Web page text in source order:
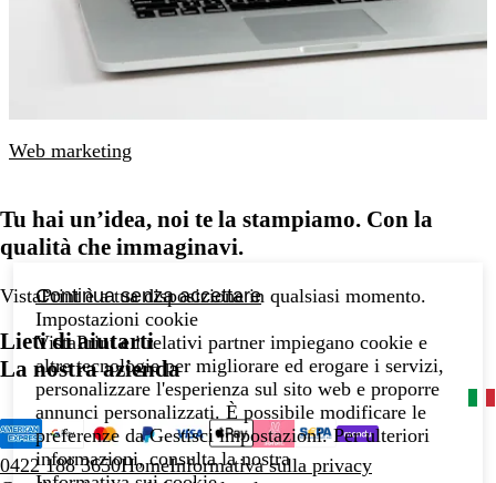
Web marketing
Tu hai un’idea, noi te la stampiamo. Con la
qualità che immaginavi.
VistaPrintè a tua disposizionein qualsiasi momento.
Lieti di aiutarti
La nostra azienda
0422 188 3650HomeInformativa sulla privacy
Continua senza accettare
Impostazioni cookie
VistaPrint e i relativi partner impiegano cookie e
altre tecnologie per migliorare ed erogare i servizi,
personalizzare l'esperienza sul sito web e proporre
annunci personalizzati. È possibile modificare le
preferenze da Gestisci impostazioni. Per ulteriori
informazioni, consulta la nostra